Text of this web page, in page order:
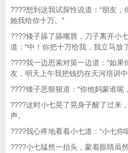
????想到这我试探性说道：“朋友，
她我给你十万。”
????矮子舔了舔嘴唇，刀子离开小
道：“中！你把十万给我，我立马放
????我一边思索对策一边道：“如果
友，明天上午我把钱扔在天河培训
????矮子恶狠狠道：“你他妈蒙谁呢
????这时小七晃了晃身子醒了过来
声。
????我心疼地看着小七道：“小七你
????小七猛然一抬头，蒙着眼睛虽